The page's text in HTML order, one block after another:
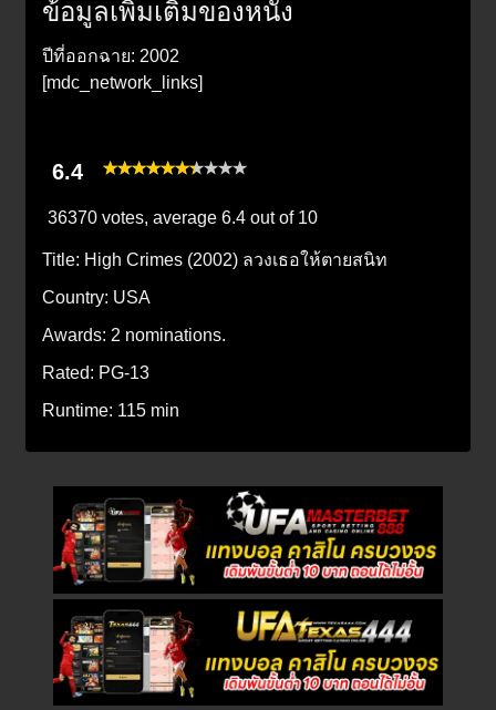
ข้อมูลเพิ่มเติมของหนัง
ปีที่ออกฉาย: 2002
[mdc_network_links]
6.4
36370 votes, average 6.4 out of 10
Title: High Crimes (2002) ลวงเธอให้ตายสนิท
Country: USA
Awards: 2 nominations.
Rated: PG-13
Runtime: 115 min